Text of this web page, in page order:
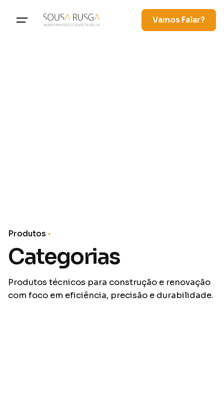
Vamos Falar?
Produtos
Categorias
Produtos técnicos para construção e renovação
com foco em eficiência, precisão e durabilidade.